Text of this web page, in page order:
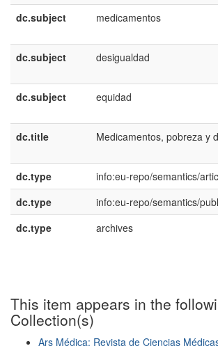
dc.subject
medicamentos
dc.subject
desigualdad
dc.subject
equidad
dc.title
Medicamentos, pobreza y
dc.type
info:eu-repo/semantics/
dc.type
info:eu-repo/semantics/
dc.type
archives
This item appears in the
Collection(s)
Ars Médica: Revista de Ciencias